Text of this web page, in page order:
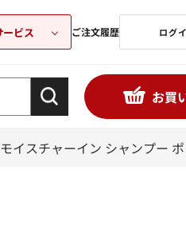
ービス ご注文履歴 ログ
お買
イスチャーイン シャンプー